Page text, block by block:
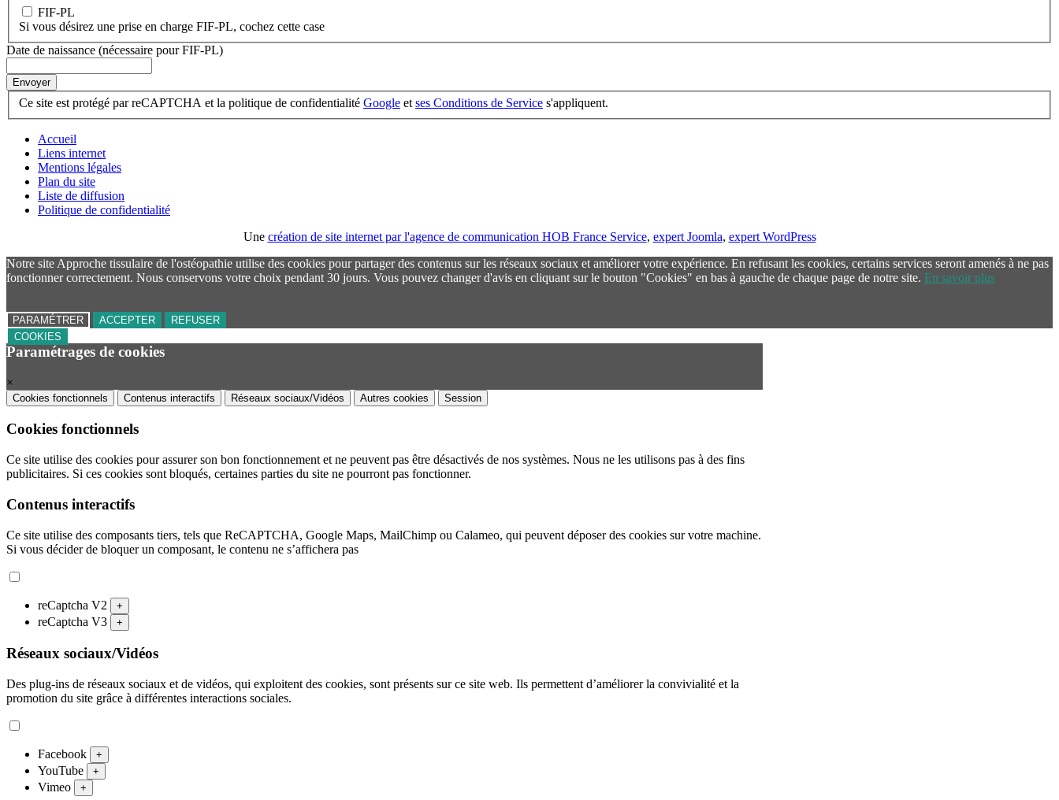
FIF-PL
Si vous désirez une prise en charge FIF-PL, cochez cette case
Date de naissance (nécessaire pour FIF-PL)
Envoyer
Ce site est protégé par reCAPTCHA et la politique de confidentialité Google et ses Conditions de Service s'appliquent.
Accueil
Liens internet
Mentions légales
Plan du site
Liste de diffusion
Politique de confidentialité
Une création de site internet par l'agence de communication HOB France Service, expert Joomla, expert WordPress
Notre site Approche tissulaire de l'ostéopathie utilise des cookies pour partager des contenus sur les réseaux sociaux et améliorer votre expérience. En refusant les cookies, certains services seront amenés à ne pas
fonctionner correctement. Nous conservons votre choix pendant 30 jours. Vous pouvez changer d'avis en cliquant sur le bouton "Cookies" en bas à gauche de chaque page de notre site. En savoir plus
PARAMÉTRER ACCEPTER
REFUSER
COOKIES
Paramétrages de cookies
×
Cookies fonctionnels Contenus interactifs Réseaux sociaux/Vidéos Autres cookies Session
Cookies fonctionnels
Ce site utilise des cookies pour assurer son bon fonctionnement et ne peuvent pas être désactivés de nos systèmes. Nous ne les utilisons pas à des fins
publicitaires. Si ces cookies sont bloqués, certaines parties du site ne pourront pas fonctionner.
Contenus interactifs
Ce site utilise des composants tiers, tels que ReCAPTCHA, Google Maps, MailChimp ou Calameo, qui peuvent déposer des cookies sur votre machine.
Si vous décider de bloquer un composant, le contenu ne s’affichera pas
reCaptcha V2 +
reCaptcha V3 +
Réseaux sociaux/Vidéos
Des plug-ins de réseaux sociaux et de vidéos, qui exploitent des cookies, sont présents sur ce site web. Ils permettent d’améliorer la convivialité et la
promotion du site grâce à différentes interactions sociales.
Facebook +
YouTube +
Vimeo +